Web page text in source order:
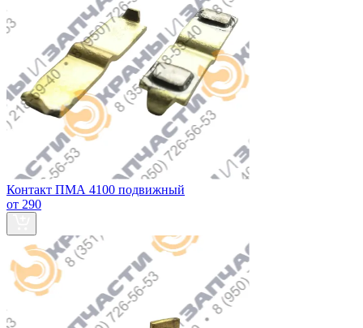
Контакт ПМА 4100 подвижный
от 290